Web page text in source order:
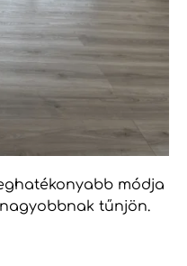
módja
tűnjön.